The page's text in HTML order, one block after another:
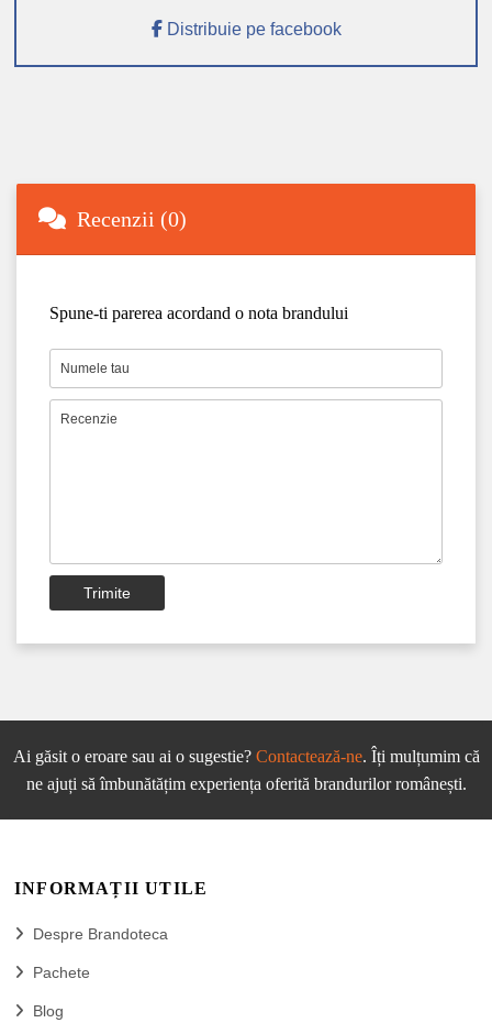
Distribuie pe facebook
Recenzii (0)
Spune-ti parerea acordand o nota brandului
Trimite
Ai găsit o eroare sau ai o sugestie? Contactează-ne. Îți mulțumim că
ne ajuți să îmbunătățim experiența oferită brandurilor românești.
INFORMAȚII UTILE
Despre Brandoteca
Pachete
Blog